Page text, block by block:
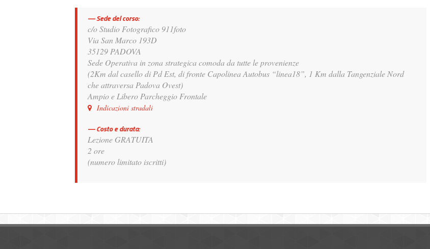
Sede del corso:
c/o Studio Fotografico 911foto
Via San Marco 193D
35129 PADOVA
Sede Operativa in zona strategica comoda da tutte le provenienze
(2Km dal casello di Pd Est, di fronte Capolinea Autobus “linea18”, 1 Km dalla Tangenziale Nord
che attraversa Padova Ovest)
Ampio e Libero Parcheggio Frontale
Indicazioni stradali
Costo e durata:
Lezione GRATUITA
2 ore
(numero limitato iscritti)